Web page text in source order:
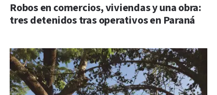
Robos en comercios, viviendas y una obra:
tres detenidos tras operativos en Paraná